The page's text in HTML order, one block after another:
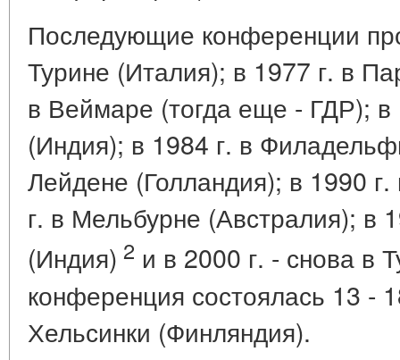
Последующие конференции
Турине (Италия); в 1977 г. в
в Веймаре (тогда еще - ГДР); в
(Индия); в 1984 г. в
Лейдене (Голландия); в 1990
г. в Мельбурне (Австралия); в
(Индия) 2 и в 2000 г. - снова в
конференция состоялась 13 -
Хельсинки (Финляндия).